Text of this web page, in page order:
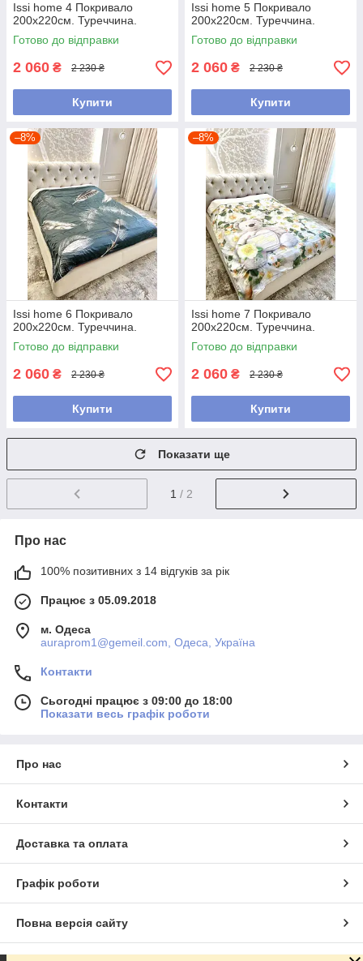
Issi home 4 Покривало
200x220см. Туреччина.
Готово до відправки
2 060 ₴ 2 230 ₴
Купити
Issi home 5 Покривало
200x220см. Туреччина.
Готово до відправки
2 060 ₴ 2 230 ₴
Купити
–8%
Issi home 6 Покривало
200x220см. Туреччина.
Готово до відправки
2 060 ₴ 2 230 ₴
Купити
–8%
Issi home 7 Покривало
200x220см. Туреччина.
Готово до відправки
2 060 ₴ 2 230 ₴
Купити
Показати ще
1 / 2
Про нас
100% позитивних з 14 відгуків за рік
Працює з 05.09.2018
м. Одеса
auraprom1@gemeil.com, Одеса, Україна
Контакти
Сьогодні працює з 09:00 до 18:00
Показати весь графік роботи
Про нас
Контакти
Доставка та оплата
Графік роботи
Повна версія сайту